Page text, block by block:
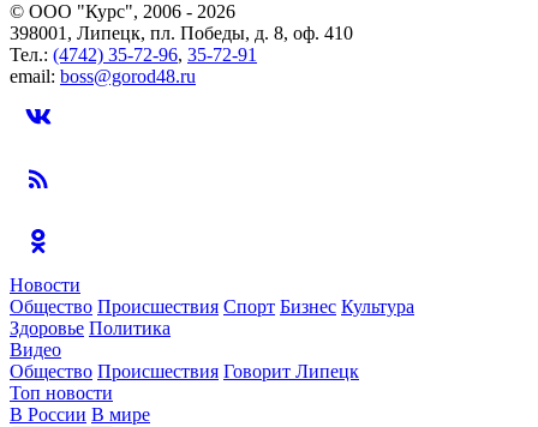
© ООО "Курс", 2006 - 2026
398001, Липецк, пл. Победы, д. 8, оф. 410
Тел.: (4742) 35-72-96, 35-72-91
email: boss@gorod48.ru
Новости
Общество Происшествия Спорт Бизнес Культура
Здоровье Политика
Видео
Общество Происшествия Говорит Липецк
Топ новости
В России В мире